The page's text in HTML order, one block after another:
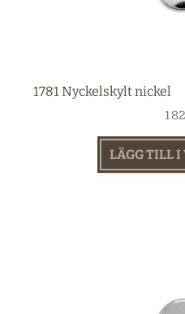
1781 Nyckelskylt nickel
182
LÄGG TILL I